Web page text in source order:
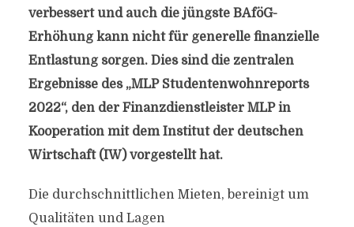
verbessert und auch die jüngste BAföG-
Erhöhung kann nicht für generelle finanzielle
Entlastung sorgen. Dies sind die zentralen
Ergebnisse des „MLP Studentenwohnreports
2022“, den der Finanzdienstleister MLP in
Kooperation mit dem Institut der deutschen
Wirtschaft (IW) vorgestellt hat.
Die durchschnittlichen Mieten, bereinigt um
Qualitäten und Lagen